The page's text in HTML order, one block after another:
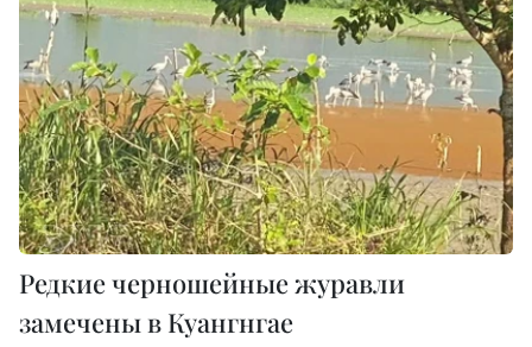
Редкие черношейные журавли
замечены в Куангнгае